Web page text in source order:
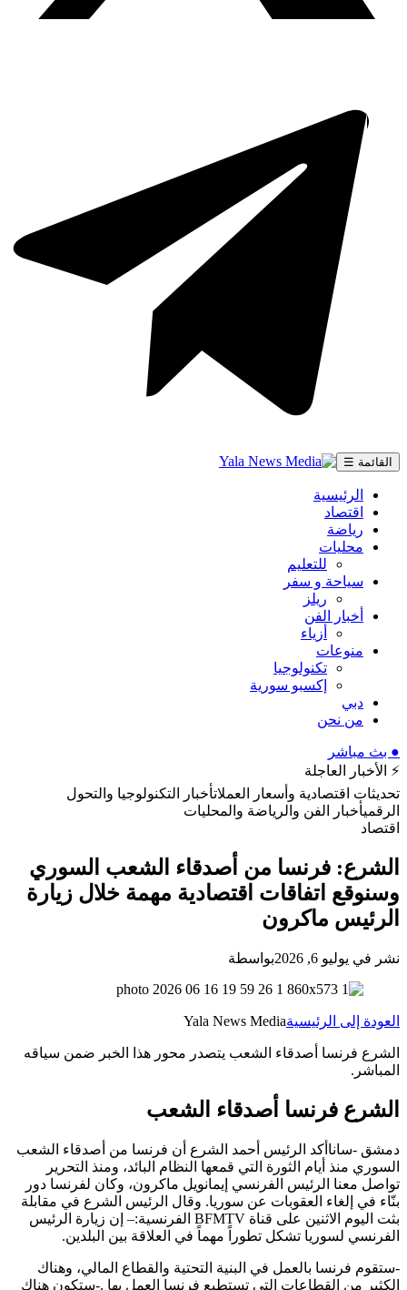
القائمة ☰
الرئيسية
اقتصاد
رياضة
محليات
للتعليم
سياحة و سفر
ريلز
أخبار الفن
أزياء
منوعات
تكنولوجيا
إكسبو سورية
دبي
من نحن
● بث مباشر
⚡ الأخبار العاجلة
تحديثات اقتصادية وأسعار العملاتأخبار التكنولوجيا والتحول
الرقميأخبار الفن والرياضة والمحليات
اقتصاد
الشرع: فرنسا من أصدقاء الشعب السوري
وسنوقع اتفاقات اقتصادية مهمة خلال زيارة
الرئيس ماكرون
نشر في يوليو 6, 2026 بواسطة
العودة إلى الرئيسيةYala News Media
الشرع فرنسا أصدقاء الشعب يتصدر محور هذا الخبر ضمن سياقه
المباشر.
الشرع فرنسا أصدقاء الشعب
دمشق -ساناأكد الرئيس أحمد الشرع أن فرنسا من أصدقاء الشعب
السوري منذ أيام الثورة التي قمعها النظام البائد، ومنذ التحرير
تواصل معنا الرئيس الفرنسي إيمانويل ماكرون، وكان لفرنسا دور
بنّاء في إلغاء العقوبات عن سوريا. وقال الرئيس الشرع في مقابلة
بثت اليوم الاثنين على قناة BFMTV الفرنسية:– إن زيارة الرئيس
الفرنسي لسوريا تشكل تطوراً ‏مهماً في العلاقة بين البلدين‎.
‎-ستقوم فرنسا بالعمل في البنية التحتية والقطاع ‏المالي، وهناك
الكثير من القطاعات التي تستطيع ‏فرنسا العمل بها‎. ‎-ستكون هناك